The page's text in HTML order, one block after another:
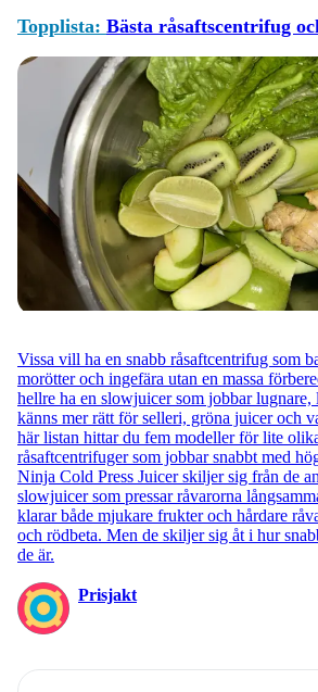
Topplista: Bästa råsaftscentrifug
Vissa vill ha en snabb råsaftcentrifug som
morötter och ingefära utan en massa
hellre ha en slowjuicer som jobbar lugnare,
känns mer rätt för selleri, gröna juicer och
här listan hittar du fem modeller för lite
råsaftcentrifuger som jobbar snabbt med
Ninja Cold Press Juicer skiljer sig från de
slowjuicer som pressar råvarorna
klarar både mjukare frukter och hårdare
och rödbeta. Men de skiljer sig åt i hur
de är.
Prisjakt